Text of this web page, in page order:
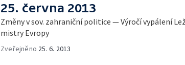
25. června 2013
Změny v sov. zahraniční politice — Výročí vypálení
mistry Evropy
Zveřejněno 25. 6. 2013